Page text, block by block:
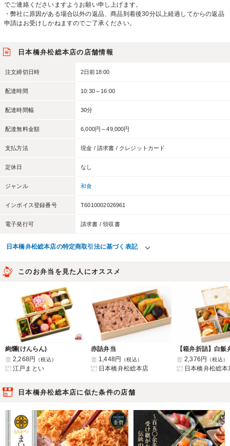
でご連絡くださいますようお願い申し上げます。
・弊社に原因がある場合以外の返品、商品到着後30分以上経過してからの返品
申請はお受けしかねますのでご了承ください。
日本橋弁松総本店の店舗情報
注文締切日時 2日前18:00
配達時間 10:30～16:00
配達時間幅 30分
配達無料金額 6,000円～49,000円
支払方法 現金 / 請求書 / クレジットカード
定休日 なし
ジャンル 和食
インボイス登録番号 T6010002026961
電子発行可 請求書 / 領収書
日本橋弁松総本店の特定商取引法に基づく表記
このお弁当を見た人にオススメ
絢爛(けんらん)
2,268円
（税込）
江戸まとい
赤詰弁当
1,448円
（税込）
日本橋弁松総本店
【箱弁折詰】白飯
2,376円
（税込）
日本橋弁松総本
日本橋弁松総本店に似た条件の店舗